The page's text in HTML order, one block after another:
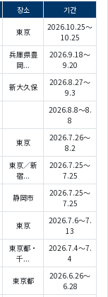
장소 기간
東京
2026.10.25～
10.25
兵庫県豊
岡...
2026.9.18～
9.20
新大久保
2026.8.27～
9.3
2026.8.8～8.
8
東京
2026.7.26～
8.2
東京／新
宿...
2026.7.25～
7.25
静岡市
2026.7.25～
7.25
東京
2026.7.6～7.
13
東京都・
千...
2026.7.4～7.
4
東京都
2026.6.26～
6.28